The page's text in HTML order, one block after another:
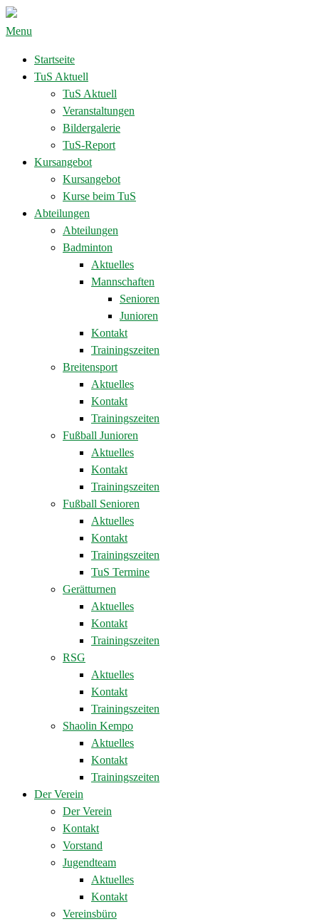
Menu
Startseite
TuS Aktuell
TuS Aktuell
Veranstaltungen
Bildergalerie
TuS-Report
Kursangebot
Kursangebot
Kurse beim TuS
Abteilungen
Abteilungen
Badminton
Aktuelles
Mannschaften
Senioren
Junioren
Kontakt
Trainingszeiten
Breitensport
Aktuelles
Kontakt
Trainingszeiten
Fußball Junioren
Aktuelles
Kontakt
Trainingszeiten
Fußball Senioren
Aktuelles
Kontakt
Trainingszeiten
TuS Termine
Gerätturnen
Aktuelles
Kontakt
Trainingszeiten
RSG
Aktuelles
Kontakt
Trainingszeiten
Shaolin Kempo
Aktuelles
Kontakt
Trainingszeiten
Der Verein
Der Verein
Kontakt
Vorstand
Jugendteam
Aktuelles
Kontakt
Vereinsbüro